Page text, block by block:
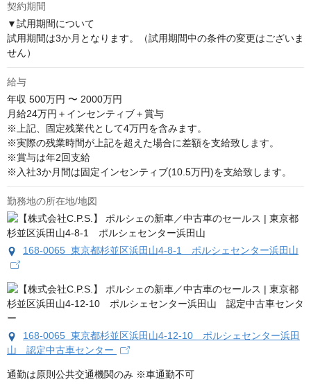
契約期間
▼試用期間について
試用期間は3か月となります。（試用期間中の条件の変更はございま
せん）
給与
年収 500万円 〜 2000万円
月給24万円＋インセンティブ＋賞与
※上記、固定残業代として4万円を含みます。
※実際の残業時間が上記を超えた場合に差額を支給致します。
※賞与は年2回支給
※入社3か月間は固定インセンティブ(10.5万円)を支給致します。
勤務地の所在地/地図
168-0065 東京都杉並区浜田山4-8-1 ポルシェセンター浜田山
168-0065 東京都杉並区浜田山4-12-10 ポルシェセンター浜田
山 認定中古車センター
通勤は原則公共交通機関のみ ※車通勤不可